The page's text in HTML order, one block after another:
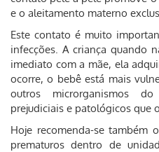
e o aleitamento materno
Este contato é muito
infecções. A criança quando
imediato com a mãe, ela
ocorre, o bebê está mais
outros microrganismos
prejudiciais e patológicos que
Hoje recomenda-se também
prematuros dentro de